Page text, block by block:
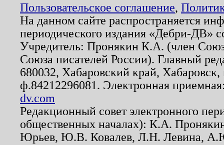
Пользовательское соглашение,
На данном сайте распространяется
периодического издания «Дебри-ДВ»
Учредитель: Пронякин К.А. (член
Союза писателей России). Главный
680032, Хабаровский край,
ф.84212296081. Электронная
dv.com
Редакционный совет электронного
общественных началах): К.А.
Юрьев, Ю.В. Ковалев, Л.Н. Левина,